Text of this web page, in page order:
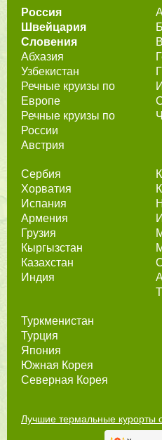
Россия
Швейцария
Словения
Абхазия
Узбекистан
Речные круизы по
Европе
Речные круизы по
России
Австрия
Сербия
Хорватия
Испания
Армения
Грузия
Кыргызстан
Казахстан
Индия
Туркменистан
Турция
Япония
Южная Корея
Северная Корея
Лучшие термальные курорты